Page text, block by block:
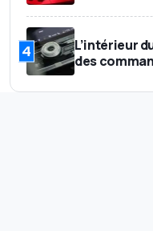
4
L’intérieur
des